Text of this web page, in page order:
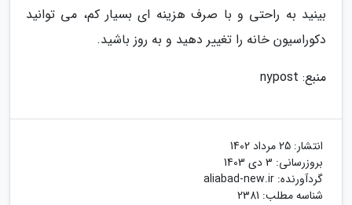
بینید به راحتی و با صرف هزینه ای بسیار کم، می توانید
دکوراسیون خانه را تغییر دهید و به روز باشید.
منبع: nypost
انتشار: 25 مرداد 1402
بروزرسانی: 3 دی 1403
گردآورنده: aliabad-new.ir
شناسه مطلب: 2381